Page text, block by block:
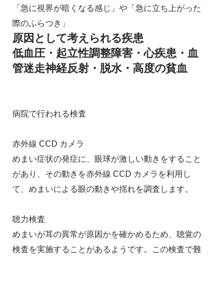
「急に視界が暗くなる感じ」や「急に立ち上がった
際のふらつき」
原因として考えられる疾患
低血圧・起立性調整障害・心疾患・血
管迷走神経反射・脱水・高度の貧血
病院で行われる検査
赤外線 CCD カメラ
めまい症状の発症に、眼球が激しい動きをすること
があり、その動きを赤外線 CCD カメラを利用し
て、めまいによる眼の動きや揺れを調査します。
聴力検査
めまいが耳の異常が原因かを確かめるため、聴覚の
検査を実施することがあるようです。この検査で難